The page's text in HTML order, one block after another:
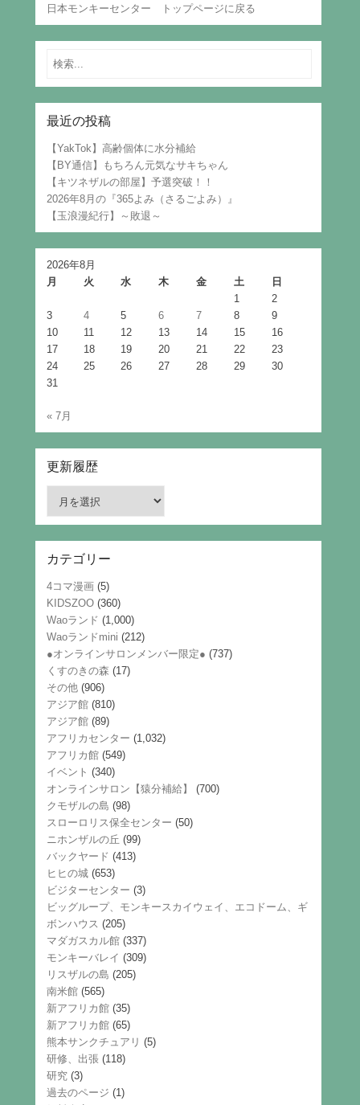
日本モンキーセンター トップページに戻る
Search
最近の投稿
【YakTok】高齢個体に水分補給
【BY通信】もちろん元気なサキちゃん
【キツネザルの部屋】予選突破！！
2026年8月の『365よみ（さるごよみ）』
【玉浪漫紀行】～敗退～
2026年8月
月
火 水 木 金 土
日
1
2
3
4 5 6 7 8
9
10
11 12 13 14 15
16
17
18 19 20 21 22
23
24
25 26 27 28 29
30
31
« 7月
更新履歴
履
歴
カテゴリー
4コマ漫画 (5)
KIDSZOO (360)
Waoランド (1,000)
Waoランドmini (212)
●オンラインサロンメンバー限定● (737)
くすのきの森 (17)
その他 (906)
アジア館 (810)
アジア館 (89)
アフリカセンター (1,032)
アフリカ館 (549)
イベント (340)
オンラインサロン【猿分補給】
(700)
クモザルの島 (98)
スローロリス保全センター (50)
ニホンザルの丘 (99)
バックヤード (413)
ヒヒの城 (653)
ビジターセンター (3)
ビッグループ、モンキースカイウェイ、エコドーム、ギ
ボンハウス (205)
マダガスカル館 (337)
モンキーバレイ (309)
リスザルの島 (205)
南米館 (565)
新アフリカ館 (35)
新アフリカ館 (65)
熊本サンクチュアリ (5)
研修、出張 (118)
研究 (3)
過去のページ (1)